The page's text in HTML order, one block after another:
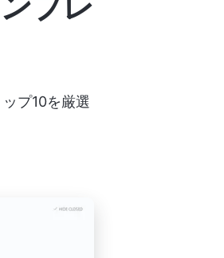
プ10を厳選